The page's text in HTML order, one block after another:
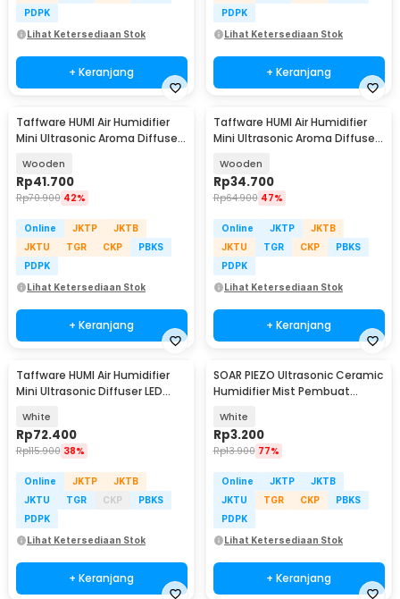
PDPK
Lihat Ketersediaan Stok
+ Keranjang
PDPK
Lihat Ketersediaan Stok
+ Keranjang
Taffware HUMI Air Humidifier
Mini Ultrasonic Aroma Diffuser
Wooden
Rp41.700
Rp70.900 42%
Online JKTP
JKTB
JKTU
TGR CKP
PBKS
PDPK
Lihat Ketersediaan Stok
+ Keranjang
Taffware HUMI Air Humidifier
Mini Ultrasonic Aroma Diffuser
Wooden
Rp34.700
Rp64.900 47%
Online JKTP
JKTB
JKTU
TGR CKP
PBKS
PDPK
Lihat Ketersediaan Stok
+ Keranjang
Taffware HUMI Air Humidifier
Mini Ultrasonic Diffuser LED
White
Rp72.400
Rp115.900 38%
Online JKTP
JKTB
JKTU
TGR CKP
PBKS
PDPK
Lihat Ketersediaan Stok
+ Keranjang
SOAR PIEZO Ultrasonic Ceramic
Humidifier Mist Pembuat
White
Rp3.200
Rp13.900 77%
Online JKTP
JKTB
JKTU
TGR CKP
PBKS
PDPK
Lihat Ketersediaan Stok
+ Keranjang